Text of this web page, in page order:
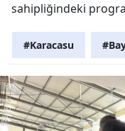
sahipliğindeki
#Karacasu